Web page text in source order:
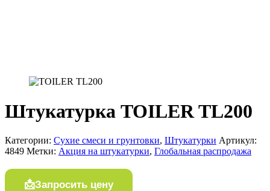
Штукатурка TOILER TL200
Категории: Сухие смеси и грунтовки, Штукатурки Артикул:
4849 Метки: Акция на штукатурки, Глобальная распродажа
Запросить цену